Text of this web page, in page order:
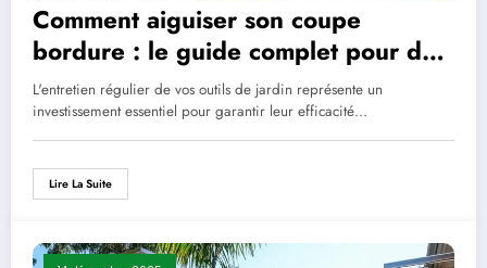
Comment aiguiser son coupe
bordure : le guide complet pour des
lames toujours tranchantes
L'entretien régulier de vos outils de jardin représente un
investissement essentiel pour garantir leur efficacité…
Lire La Suite